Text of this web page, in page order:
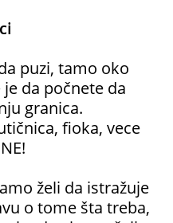
puzi, tamo oko
da počnete da
granica.
fioka, vece
želi da istražuje
o tome šta treba,